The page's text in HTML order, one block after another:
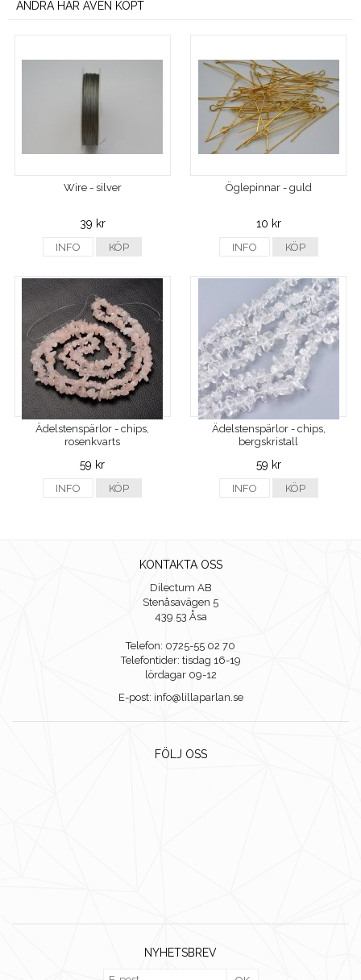
ANDRA HAR ÄVEN KÖPT
Wire - silver
39 kr
INFO KÖP
Öglepinnar - guld
10 kr
INFO KÖP
Ädelstenspärlor - chips,
rosenkvarts
59 kr
INFO KÖP
Ädelstenspärlor - chips,
bergskristall
59 kr
INFO KÖP
KONTAKTA OSS
Dilectum AB
Stenåsavägen 5
439 53 Åsa
Telefon: 0725-55 02 70
Telefontider: tisdag 16-19
lördagar 09-12
E-post: info@lillaparlan.se
FÖLJ OSS
NYHETSBREV